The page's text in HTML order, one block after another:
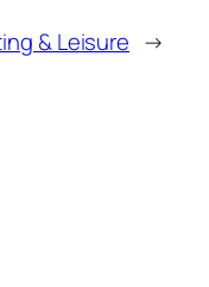
& Leisure →